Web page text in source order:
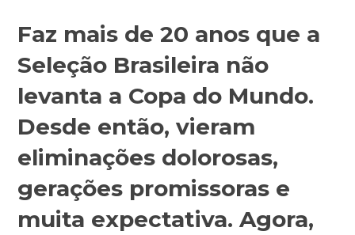
Faz mais de 20 anos que a
Seleção Brasileira não
levanta a Copa do Mundo.
Desde então, vieram
eliminações dolorosas,
gerações promissoras e
muita expectativa. Agora,